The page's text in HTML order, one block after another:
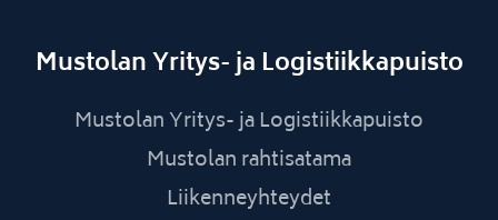
Mustolan Yritys- ja Logistiikkapuisto
Mustolan Yritys- ja Logistiikkapuisto
Mustolan rahtisatama
Liikenneyhteydet